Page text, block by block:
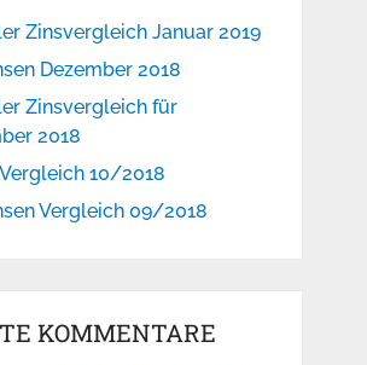
Zinsvergleich Januar 2019
Dezember 2018
Zinsvergleich für
2018
10/2018
Vergleich 09/2018
KOMMENTARE